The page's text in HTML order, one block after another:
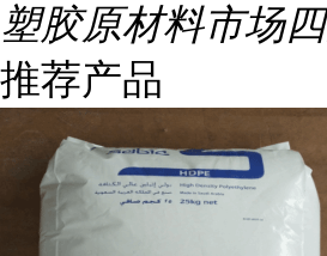
塑胶原材料市场
推荐产品